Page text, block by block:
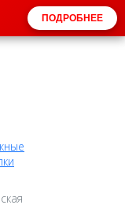
ПОДРОБНЕЕ